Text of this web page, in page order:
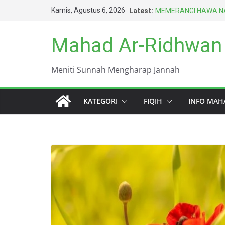
Kamis, Agustus 6, 2026 Latest: MEMERANGI HAWA
TERBAIK UMAT INI
DUNIA INI KOTOR
ISTIMNA DENGAN
Mahad Ar-
Meniti Sunnah Mengharap Jannah
KATEGORI FIQIH INFO